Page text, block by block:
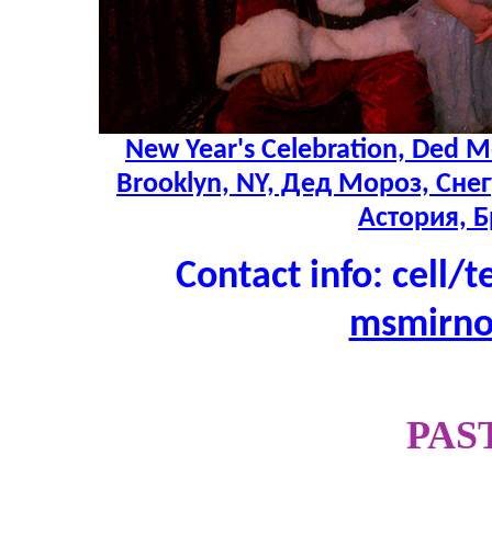
New Year's Celebration, Ded
Brooklyn, NY, Дед Мороз,
Астория,
Contact info: cell/